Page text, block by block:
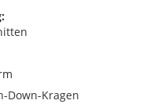
Down-Kragen